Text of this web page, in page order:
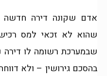
אדם שקונה דירה
שהוא לא זכאי למס
שבמערכת רשומה לו
בהסכם גירושין – ולא